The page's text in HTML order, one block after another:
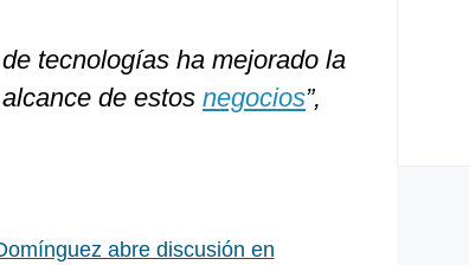
tecnologías ha mejorado la
de estos negocios”,
abre discusión en